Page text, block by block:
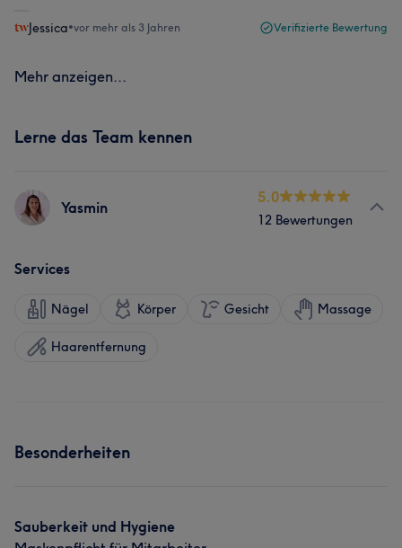
Jessica•vor mehr als 3 Jahren Verifizierte Bewertung
Mehr anzeigen...
Lerne das Team kennen
Yasmin
5.0
12 Bewertungen
Services
Nägel Körper Gesicht Massage
Haarentfernung
Besonderheiten
Sauberkeit und Hygiene